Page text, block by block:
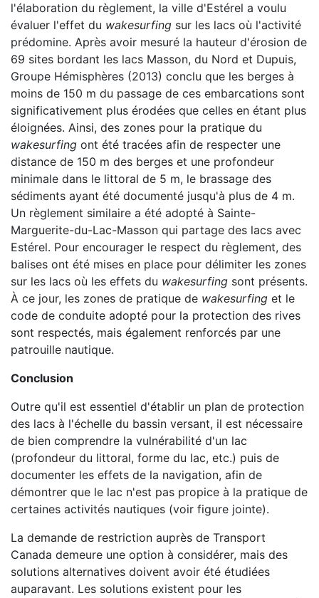
l'élaboration du règlement, la ville d'Estérel a voulu
évaluer l'effet du wakesurfing sur les lacs où l'activité
prédomine. Après avoir mesuré la hauteur d'érosion de
69 sites bordant les lacs Masson, du Nord et Dupuis,
Groupe Hémisphères (2013) conclu que les berges à
moins de 150 m du passage de ces embarcations sont
significativement plus érodées que celles en étant plus
éloignées. Ainsi, des zones pour la pratique du
wakesurfing ont été tracées afin de respecter une
distance de 150 m des berges et une profondeur
minimale dans le littoral de 5 m, le brassage des
sédiments ayant été documenté jusqu'à plus de 4 m.
Un règlement similaire a été adopté à Sainte-
Marguerite-du-Lac-Masson qui partage des lacs avec
Estérel. Pour encourager le respect du règlement, des
balises ont été mises en place pour délimiter les zones
sur les lacs où les effets du wakesurfing sont présents.
À ce jour, les zones de pratique de wakesurfing et le
code de conduite adopté pour la protection des rives
sont respectés, mais également renforcés par une
patrouille nautique.
Conclusion
Outre qu'il est essentiel d'établir un plan de protection
des lacs à l'échelle du bassin versant, il est nécessaire
de bien comprendre la vulnérabilité d'un lac
(profondeur du littoral, forme du lac, etc.) puis de
documenter les effets de la navigation, afin de
démontrer que le lac n'est pas propice à la pratique de
certaines activités nautiques (voir figure jointe).
La demande de restriction auprès de Transport
Canada demeure une option à considérer, mais des
solutions alternatives doivent avoir été étudiées
auparavant. Les solutions existent pour les